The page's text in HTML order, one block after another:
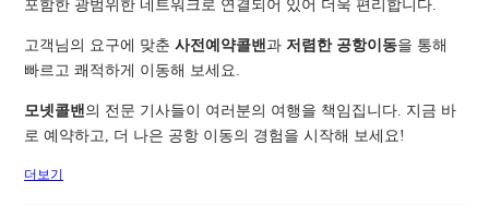
포함한 광범위한 네트워크로 연결되어 있어 더욱 편리합니다.
고객님의 요구에 맞춘사전예약콜밴과 저렴한 공항이동을 통해
빠르고 쾌적하게 이동해 보세요.
모넷콜밴 의 전문 기사들이 여러분의 여행을 책임집니다. 지금 바
로 예약하고, 더 나은 공항 이동의 경험을 시작해 보세요!
더보기